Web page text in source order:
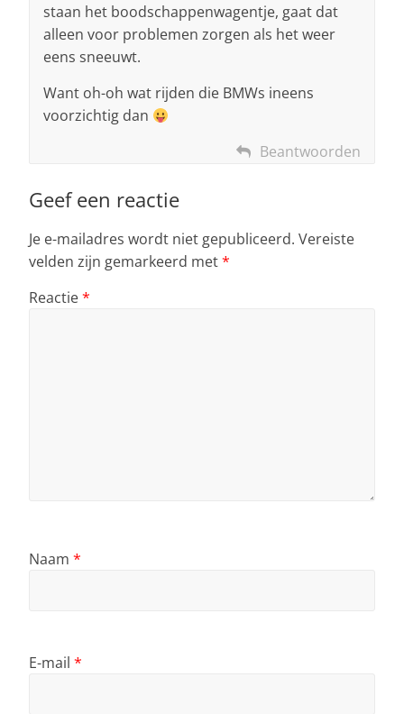
staan het boodschappenwagentje, gaat dat
alleen voor problemen zorgen als het weer
eens sneeuwt.
Want oh-oh wat rijden die BMWs ineens
voorzichtig dan
Beantwoorden
Geef een reactie
Je e-mailadres wordt niet gepubliceerd. Vereiste
velden zijn gemarkeerd met*
Reactie*
Naam *
E-mail *